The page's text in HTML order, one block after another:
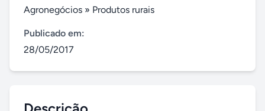
Agronegócios » Produtos rurais
Publicado em:
28/05/2017